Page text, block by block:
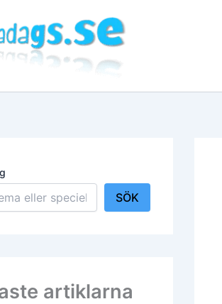
SÖK
artiklarna